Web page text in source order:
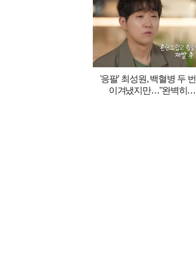
'응팔' 최성원, 백혈병 두 번
이겨냈지만…"완벽히